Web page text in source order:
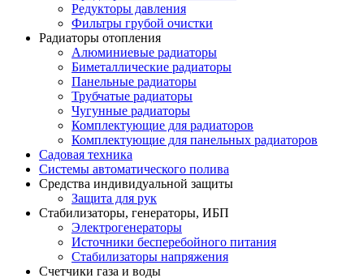
Редукторы давления
Фильтры грубой очистки
Радиаторы отопления
Алюминиевые радиаторы
Биметаллические радиаторы
Панельные радиаторы
Трубчатые радиаторы
Чугунные радиаторы
Комплектующие для радиаторов
Комплектующие для панельных радиаторов
Садовая техника
Системы автоматического полива
Средства индивидуальной защиты
Защита для рук
Стабилизаторы, генераторы, ИБП
Электрогенераторы
Источники бесперебойного питания
Стабилизаторы напряжения
Счетчики газа и воды